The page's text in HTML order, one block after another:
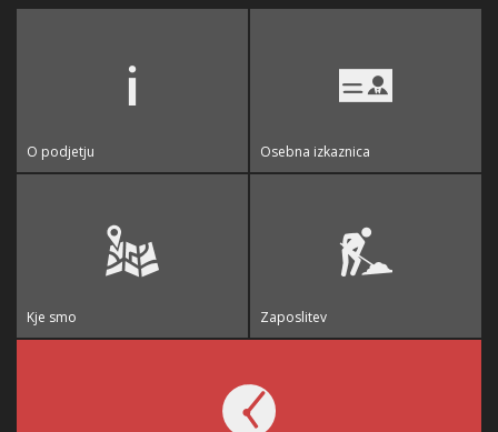
O podjetju Osebna izkaznica
Kje smo Zaposlitev